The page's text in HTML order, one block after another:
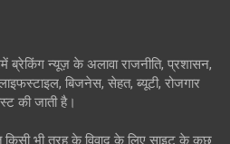
ब्रेकिंग न्यूज़ के अलावा राजनीति, प्रशासन,
बिजनेस, सेहत, ब्यूटी, रोजगार
की जाती है।
भी तरह के विवाद के लिए साइट के कुछ